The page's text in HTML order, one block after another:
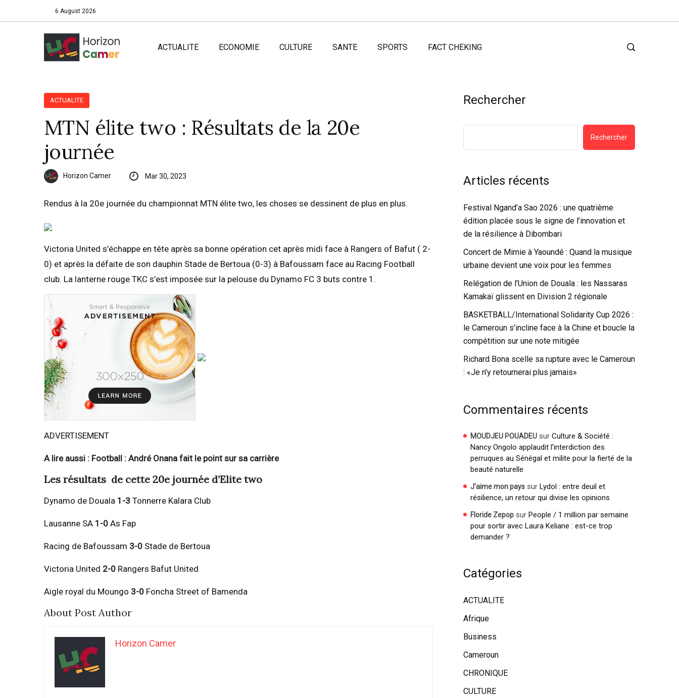
6 August 2026
ACTUALITE ECONOMIE CULTURE SANTE SPORTS FACT CHEKING
ACTUALITE
MTN élite two : Résultats de la 20e
journée
Horizon Camer Mar 30, 2023
Rendus à la 20e journée du championnat MTN élite two, les choses se dessinent de plus en plus.
Victoria United s’échappe en tête après sa bonne opération cet après midi face à Rangers of Bafut ( 2-
0) et après la défaite de son dauphin Stade de Bertoua (0-3) à Bafoussam face au Racing Football
club. La lanterne rouge TKC s’est imposée sur la pelouse du Dynamo FC 3 buts contre 1.
ADVERTISEMENT
A lire aussi : Football : André Onana fait le point sur sa carrière
Les résultats de cette 20e journée d’Elite two
Dynamo de Douala 1-3 Tonnerre Kalara Club
Lausanne SA 1-0 As Fap
Racing de Bafoussam 3-0 Stade de Bertoua
Victoria United 2-0 Rangers Bafut United
Aigle royal du Moungo 3-0 Foncha Street of Bamenda
About Post Author
Horizon Camer
Rechercher
Rechercher
Articles récents
Festival Ngand’a Sao 2026 : une quatrième
édition placée sous le signe de l’innovation et
de la résilience à Dibombari
Concert de Mimie à Yaoundé : Quand la musique
urbaine devient une voix pour les femmes
Relégation de l’Union de Douala : les Nassaras
Kamakaï glissent en Division 2 régionale
BASKETBALL/International Solidarity Cup 2026 :
le Cameroun s’incline face à la Chine et boucle la
compétition sur une note mitigée
Richard Bona scelle sa rupture avec le Cameroun
: «Je n’y retournerai plus jamais»
Commentaires récents
MOUDJEU POUADEU sur Culture & Société :
Nancy Ongolo applaudit l’interdiction des
perruques au Sénégal et milite pour la fierté de la
beauté naturelle
J'aime mon pays sur Lydol : entre deuil et
résilience, un retour qui divise les opinions
Floride Zepop sur People / 1 million par semaine
pour sortir avec Laura Keliane : est-ce trop
demander ?
Catégories
ACTUALITE
Afrique
Business
Cameroun
CHRONIQUE
CULTURE